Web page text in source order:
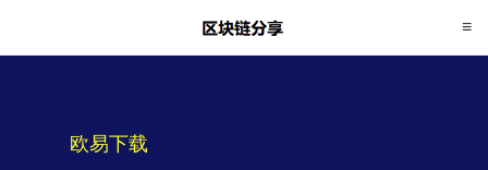
欧易下载